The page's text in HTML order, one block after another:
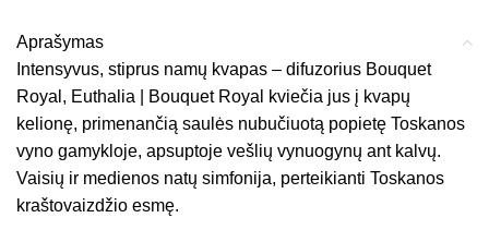
Aprašymas
Intensyvus, stiprus namų kvapas – difuzorius Bouquet
Royal, Euthalia | Bouquet Royal kviečia jus į kvapų
kelionę, primenančią saulės nubučiuotą popietę Toskanos
vyno gamykloje, apsuptoje vešlių vynuogynų ant kalvų.
Vaisių ir medienos natų simfonija, perteikianti Toskanos
kraštovaizdžio esmę.